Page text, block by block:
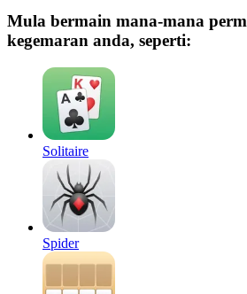
Mula bermain mana-mana
kegemaran anda, seperti:
Solitaire
Spider